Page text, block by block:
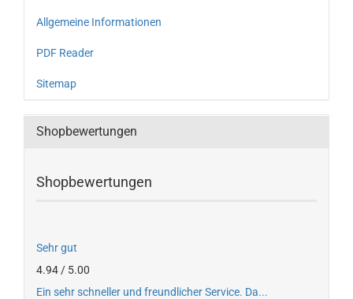
Allgemeine Informationen
PDF Reader
Sitemap
Shopbewertungen
Shopbewertungen
Sehr gut
4.94 / 5.00
Ein sehr schneller und freundlicher Service. Da...